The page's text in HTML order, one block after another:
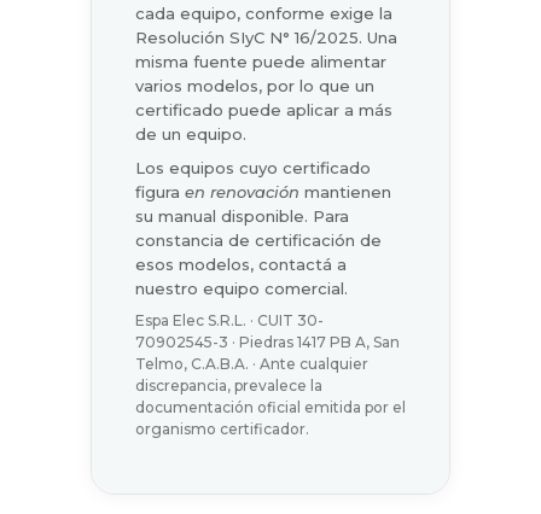
cada equipo, conforme exige la
Resolución SIyC N° 16/2025. Una
misma fuente puede alimentar
varios modelos, por lo que un
certificado puede aplicar a más
de un equipo.
Los equipos cuyo certificado
figura en renovación mantienen
su manual disponible. Para
constancia de certificación de
esos modelos, contactá a
nuestro equipo comercial.
Espa Elec S.R.L. · CUIT 30-
70902545-3 · Piedras 1417 PB A, San
Telmo, C.A.B.A. · Ante cualquier
discrepancia, prevalece la
documentación oficial emitida por el
organismo certificador.